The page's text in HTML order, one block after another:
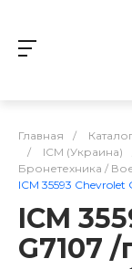
Главная /
/
ICM (Украина)
Бронетехника /
ICM 35593
ICM
G7107